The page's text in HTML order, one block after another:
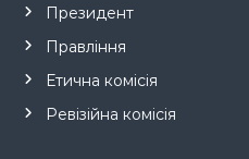
с
в
Президент
Правління
Етична комісія
Ревізійна комісія